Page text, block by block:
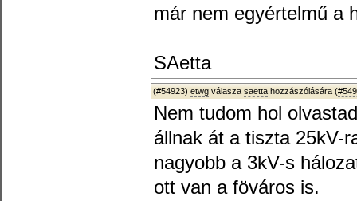
már nem egyértelmű a
SAetta
(#54923) etwg válasza saetta hozzászólására (
Nem tudom hol
állnak át a tiszta 25kV-
nagyobb a 3kV-s
ott van a föváros is.